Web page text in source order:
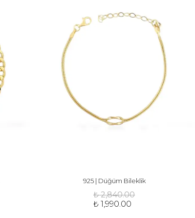
925 | Düğüm Bileklik
₺ 2,840.00
₺ 1,990.00